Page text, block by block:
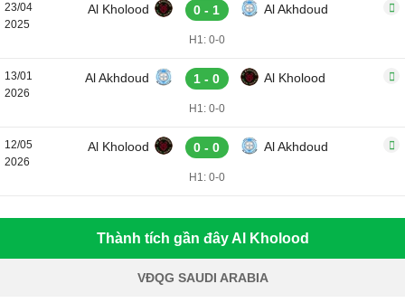
23/04
2025
Al Kholood 0 - 1 Al Akhdoud
H1: 0-0
13/01
2026
Al Akhdoud 1 - 0 Al Kholood
H1: 0-0
12/05
2026
Al Kholood 0 - 0 Al Akhdoud
H1: 0-0
Thành tích gần đây Al Kholood
VĐQG SAUDI ARABIA